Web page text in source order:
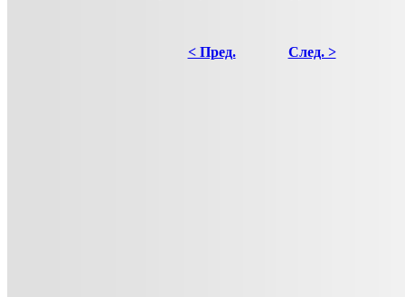
< Пред. След. >